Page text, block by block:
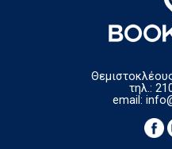
τηλ.:
email: